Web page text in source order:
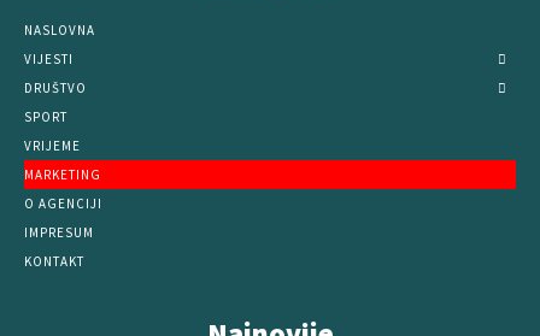
NASLOVNA
VIJESTI
DRUŠTVO
SPORT
VRIJEME
MARKETING
O AGENCIJI
IMPRESUM
KONTAKT